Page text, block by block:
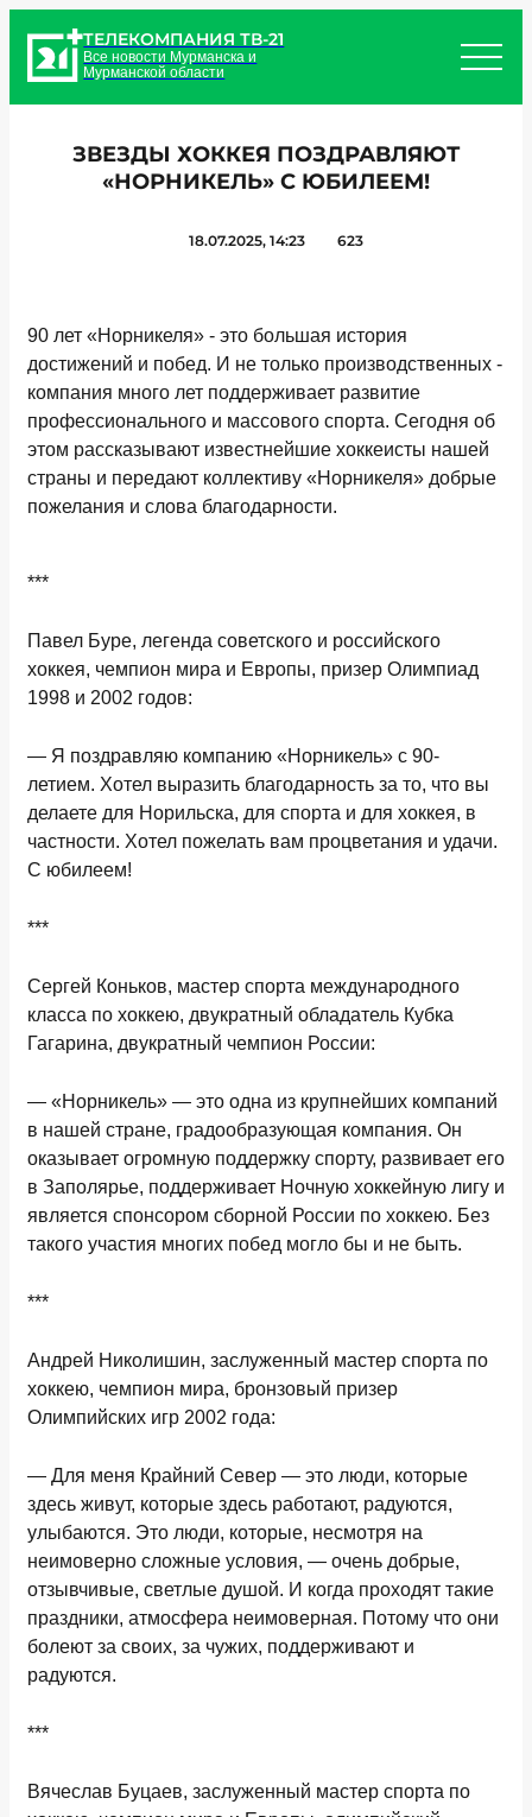
ТЕЛЕКОМПАНИЯ ТВ-21
Все новости Мурманска и
Мурманской области
ЗВЕЗДЫ ХОККЕЯ ПОЗДРАВЛЯЮТ
«НОРНИКЕЛЬ» С ЮБИЛЕЕМ!
18.07.2025, 14:23 623
90 лет «Норникеля» - это большая история
достижений и побед. И не только производственных -
компания много лет поддерживает развитие
профессионального и массового спорта. Сегодня об
этом рассказывают известнейшие хоккеисты нашей
страны и передают коллективу «Норникеля» добрые
пожелания и слова благодарности.
***
Павел Буре, легенда советского и российского
хоккея, чемпион мира и Европы, призер Олимпиад
1998 и 2002 годов:
— Я поздравляю компанию «Норникель» с 90-
летием. Хотел выразить благодарность за то, что вы
делаете для Норильска, для спорта и для хоккея, в
частности. Хотел пожелать вам процветания и удачи.
С юбилеем!
***
Сергей Коньков, мастер спорта международного
класса по хоккею, двукратный обладатель Кубка
Гагарина, двукратный чемпион России:
— «Норникель» — это одна из крупнейших компаний
в нашей стране, градообразующая компания. Он
оказывает огромную поддержку спорту, развивает его
в Заполярье, поддерживает Ночную хоккейную лигу и
является спонсором сборной России по хоккею. Без
такого участия многих побед могло бы и не быть.
***
Андрей Николишин, заслуженный мастер спорта по
хоккею, чемпион мира, бронзовый призер
Олимпийских игр 2002 года:
— Для меня Крайний Север — это люди, которые
здесь живут, которые здесь работают, радуются,
улыбаются. Это люди, которые, несмотря на
неимоверно сложные условия, — очень добрые,
отзывчивые, светлые душой. И когда проходят такие
праздники, атмосфера неимоверная. Потому что они
болеют за своих, за чужих, поддерживают и
радуются.
***
Вячеслав Буцаев, заслуженный мастер спорта по